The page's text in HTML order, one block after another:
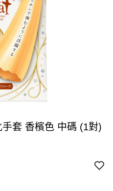
雞仔牌 抗菌及指尖強化手套 香檳色 中碼 (1對)